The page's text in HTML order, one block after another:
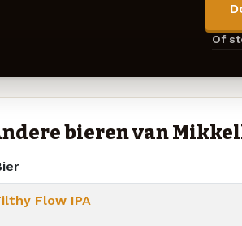
Of
bieren van
Flow IPA